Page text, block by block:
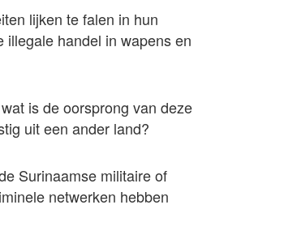
lijken te falen in hun
handel in wapens en
is de oorsprong van deze
uit een ander land?
Surinaamse militaire of
netwerken hebben